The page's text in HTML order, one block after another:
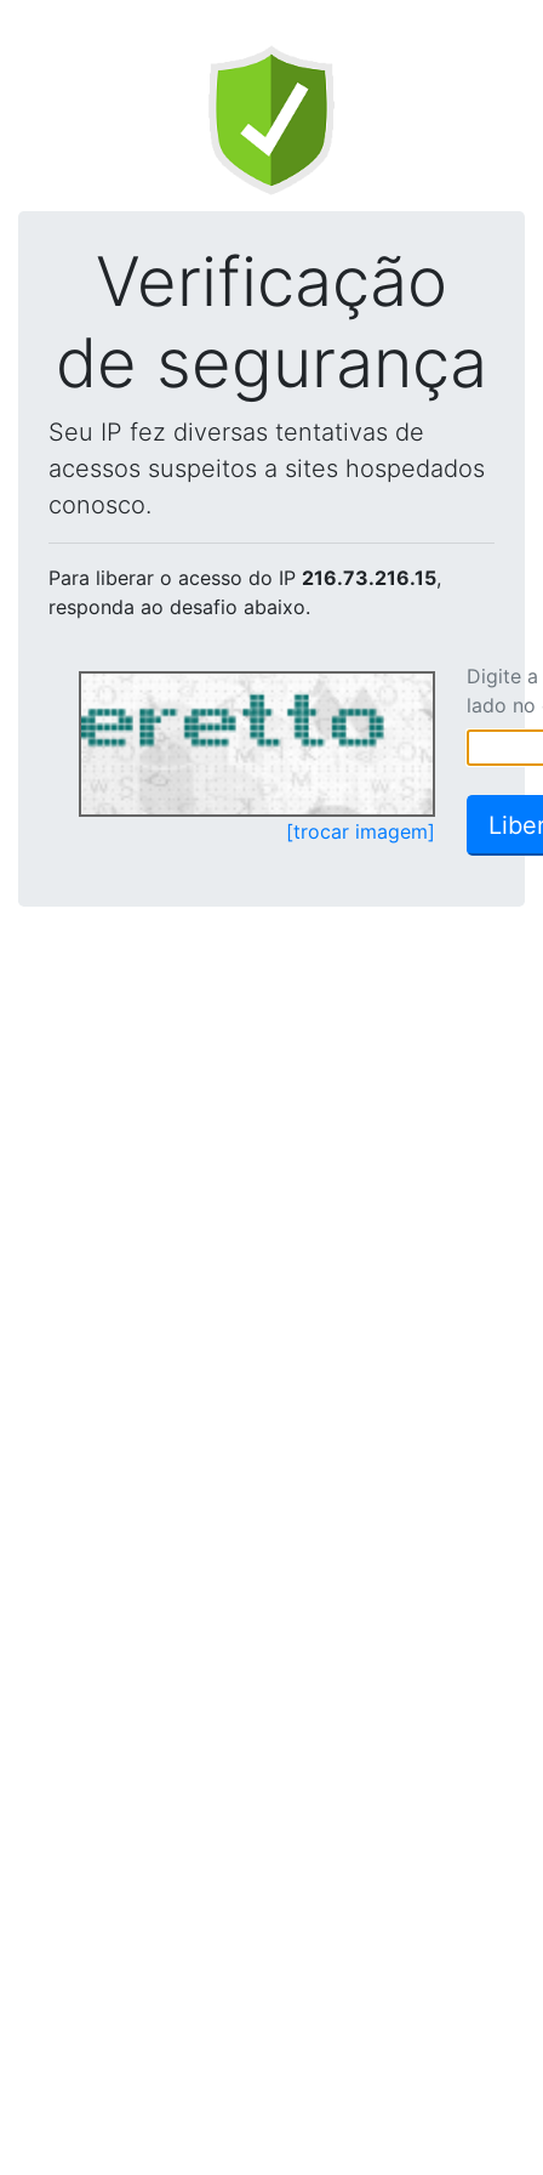
Verificação
de segurança
Seu IP fez diversas tentativas de
acessos suspeitos a sites hospedados
conosco.
Para liberar o acesso do IP 216.73.216.15,
responda ao desafio abaixo.
[trocar imagem]
Digite
lado no